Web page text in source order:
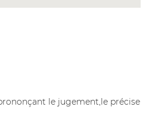
le jugement,le précise